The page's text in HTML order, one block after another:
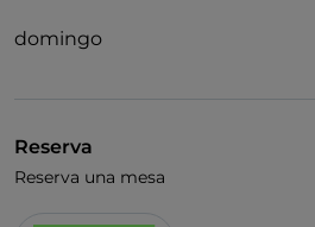
domingo
Reserva
Reserva una mesa